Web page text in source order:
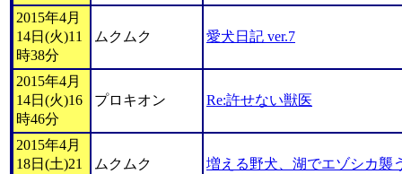
2015年4月
14日(火)11
時38分
ムクムク 愛犬日記 ver.7
2015年4月
14日(火)16
時46分
プロキオン Re:許せない獣医
2015年4月
18日(土)21
ムクムク 増える野犬、湖でエゾシカ